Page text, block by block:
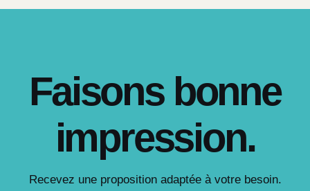
Faisons bonne
impression.
Recevez une proposition adaptée à votre besoin.